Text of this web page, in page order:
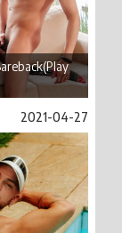
2021-04-27